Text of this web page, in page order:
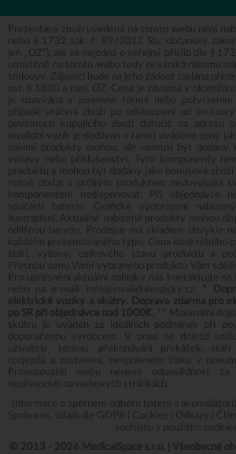
Prezentace zboží uvedená na tomto webu není
nebo § 1732 zák. č. 89/2012 Sb., občanský
jen „OZ“), ani se nejedná o veřejný příslib dle §
umístěné na tomto webu tedy nevzniká nikomu
smlouvy. Zájemci bude na jeho žádost zaslána
ust. § 1820 a násl. OZ. Cena je závazná v
je uzavírána v písemné formě nebo potvrzením
případě vrácení zboží po odstoupení od
povinností kupujícího zboží doručit na adresu
invalidní vozík je dodáván v rámci uváděné ceny
našimi produkty mohou, ale nemusí být dodány
výbavy nebo příslušenství. Tyto komponenty
produktu a mohou být dodány jako bonusové zboží
nutné dodat s určitým produktem nedovolující
komponentem nedisponovat. Při objednávce
součástí baterie. Grafické vyobrazení
ilustrativní. Aktuálně nabízené produkty mohou
odlišnou barvou. Prodejce má skladem obvykle
každého prezentovaného typu. Cena konkrétního
stáří, výbavy, celkového stavu produktu a
Přesnou cenu Vámi vybraného produktu Vám
Pro upřesnění aktuální nabídky nás kontaktujte na
nebo na e-mail:
info@invalidnivozicky.cz
*
elektrické vozíky a skútry. Doprava zdarma pro
po SR při objednávce nad 1000€.
** Maximální
skútru je uváděn za ideálních podmínek při
doporučenou výrobcem. V praxi se dojezd
uživatele, terénu, překonávání překážek,
rozjezdů a zastavení, nesprávném tlaku v
Provozovatel webu nenese odpovědnost za
nepřesnosti na webových stránkách.
Informace o zpětném odběru baterií a
Správa os. údajů dle GDPR
Cookies Odkazy
souhlasu s použitím cookies
© 2013 - 2026 MedicalSpace s.r.o. | Všeobecné